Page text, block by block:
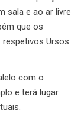
sala e ao ar livre
que os
Ursos
com o
e terá lugar